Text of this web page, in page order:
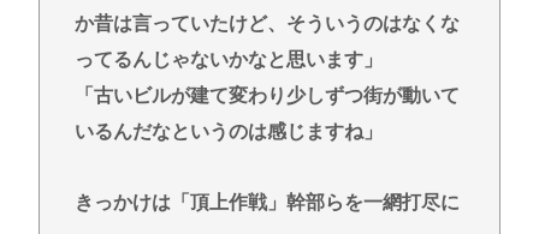
か昔は言っていたけど、そういうのはなくな
ってるんじゃないかなと思います」
「古いビルが建て変わり少しずつ街が動いて
いるんだなというのは感じますね」
きっかけは「頂上作戦」幹部らを一網打尽に